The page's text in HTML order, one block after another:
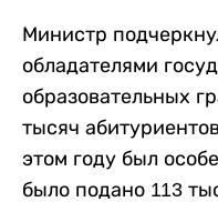
Министр
обладателями
образовательных
тысяч
этом году был
было подано 113